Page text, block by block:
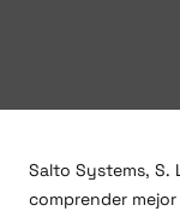
Salto Systems, S.
comprender